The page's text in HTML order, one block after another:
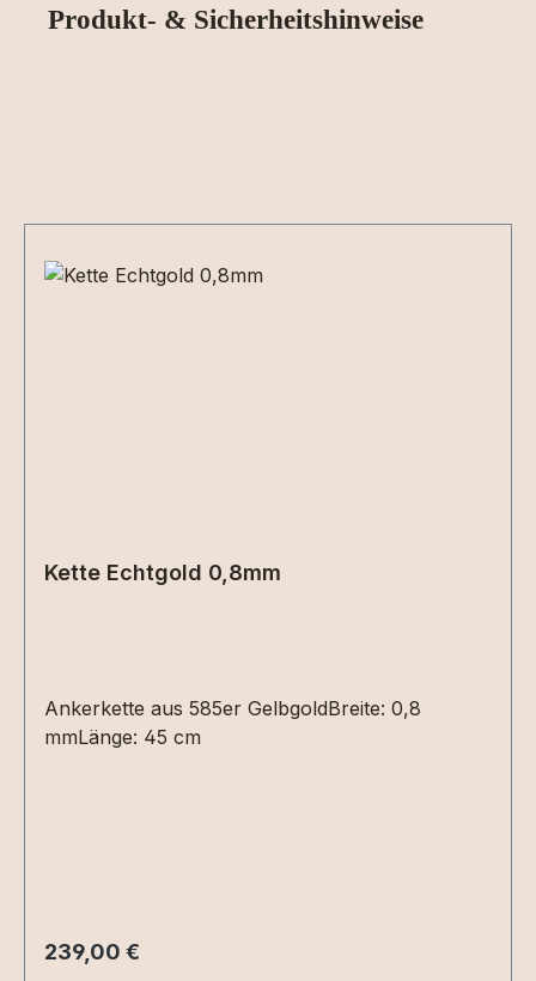
Produkt- & Sicherheitshinweise
Kette Echtgold 0,8mm
Ankerkette aus 585er GelbgoldBreite: 0,8
mmLänge: 45 cm
Regulärer Preis:
239,00 €